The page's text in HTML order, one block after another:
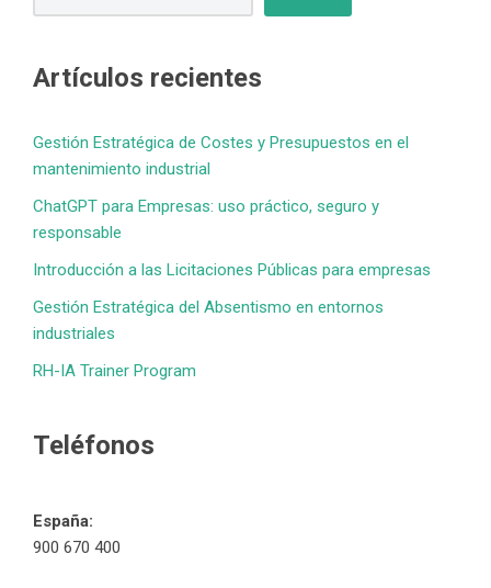
Artículos recientes
Gestión Estratégica de Costes y Presupuestos en el
mantenimiento industrial
ChatGPT para Empresas: uso práctico, seguro y
responsable
Introducción a las Licitaciones Públicas para empresas
Gestión Estratégica del Absentismo en entornos
industriales
RH-IA Trainer Program
Teléfonos
España:
900 670 400